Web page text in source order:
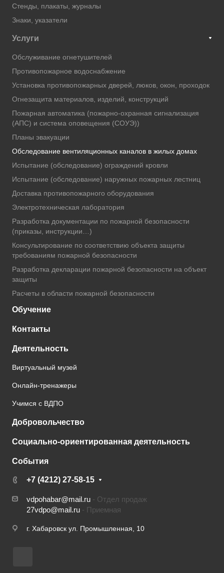
Стенды, плакаты, журналы
Знаки, указатели
Услуги
Обслуживание огнетушителей
Противопожарное водоснабжение
Установка противопожарных дверей, люков, окон, проходок
Огнезащита материалов, изделий, конструкций
Пожарная автоматика (пожарно-охранная сигнализация
(АПС) и система оповещения (СОУЭ))
Планы эвакуации
Обследование вентиляционных каналов в жилых домах
Испытание (обследование) ограждений кровли
Испытание (обследование) наружных пожарных лестниц
Доставка противопожарного оборудования
Электротехническая лаборатория
Разработка документации по пожарной безопасности
(приказы, инструкции…)
Консультирование по соответствию объекта защиты
требованиям пожарной безопасности
Разработка декларации пожарной безопасности на объект
защиты
Расчеты в области пожарной безопасности
Обучение
Контакты
Деятельность
Виртуальный музей
Онлайн-тренажеры
Учимся с ВДПО
Добровольчество
Социально-ориентированная деятельность
События
+7 (4212) 27-58-15
vdpohabar@mail.ru - Отдел продаж
27vdpo@mail.ru - Приемная
г. Хабаровск ул. Промышленная, 10